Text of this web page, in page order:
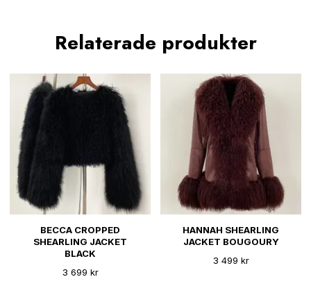
Relaterade produkter
BECCA CROPPED
SHEARLING JACKET
BLACK
3 699 kr
HANNAH SHEARLING
JACKET BOUGOURY
3 499 kr